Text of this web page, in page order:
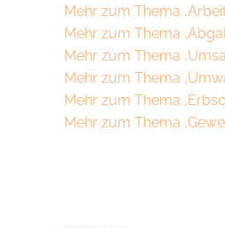
Mehr zum Thema
Mehr zum Thema
Mehr zum Thema
Mehr zum Thema
Mehr zum Thema
Mehr zum Thema